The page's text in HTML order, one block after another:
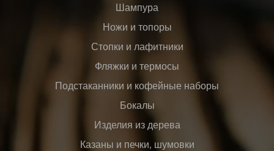
Шампура
Ножи и топоры
Стопки и лафитники
Фляжки и термосы
Подстаканники и кофейные наборы
Бокалы
Изделия из дерева
Казаны и печки, шумовки